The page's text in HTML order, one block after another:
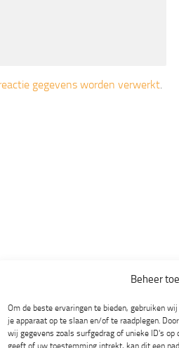
Beheer
Om de beste ervaringen te bieden, gebruiken
je apparaat op te slaan en/of te raadplegen.
wij gegevens zoals surfgedrag of unieke ID's
geeft of uw toestemming intrekt, kan dit een
gegevens worden verwerkt.